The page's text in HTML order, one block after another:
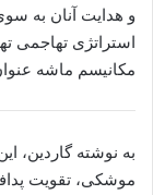
و هدایت آنان به
استراتژی تهاجمی
مکانیسم ماشه
به نوشته گاردین،
موشکی، تقویت